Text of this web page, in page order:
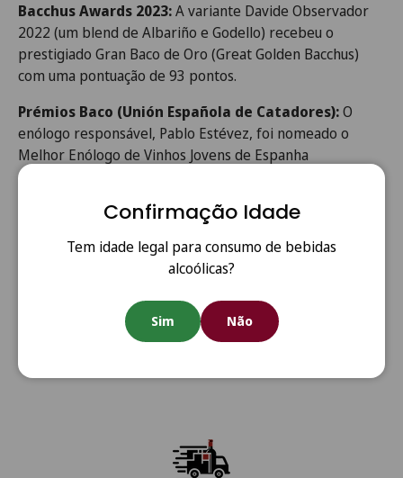
Bacchus Awards 2023:A variante Davide Observador
2022 (um blend de Albariño e Godello) recebeu o
prestigiado Gran Baco de Oro (Great Golden Bacchus)
com uma pontuação de 93 pontos.
Prémios Baco (Unión Española de Catadores):O
enólogo responsável, Pablo Estévez, foi nomeado o
Melhor Enólogo de Vinhos Jovens de Espanha
consecutivamente entre 2019 e 2025, abrangendo o
recebem pontuações elevadas (frequentemente acima
de 90 pontos), sendo elogiados pela sua frescura e
Confirmação Idade
Tem idade legal para consumo de bebidas
alcoólicas?
Sim Não